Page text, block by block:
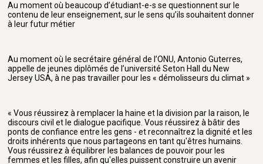
Au moment où beaucoup d’étudiant-e-s se questionnent sur le
contenu de leur enseignement, sur le sens qu’ils souhaitent donner
à leur futur métier
Au moment où le secrétaire général de l’ONU, Antonio Guterres,
appelle de jeunes diplômés de l’université Seton Hall du New
Jersey USA, à ne pas travailler pour les « démolisseurs du climat »
« Vous réussirez à remplacer la haine et la division par la raison, le
discours civil et le dialogue pacifique. Vous réussirez à bâtir des
ponts de confiance entre les gens - et reconnaîtrez la dignité et les
droits inhérents que nous partageons en tant qu'êtres humains.
Vous réussirez à équilibrer les balances de pouvoir pour les
femmes et les filles, afin qu'elles puissent construire un avenir